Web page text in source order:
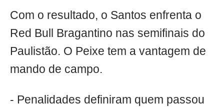
Com o resultado, o Santos enfrenta o
Red Bull Bragantino nas semifinais do
Paulistão. O Peixe tem a vantagem de
mando de campo.
- Penalidades definiram quem passou